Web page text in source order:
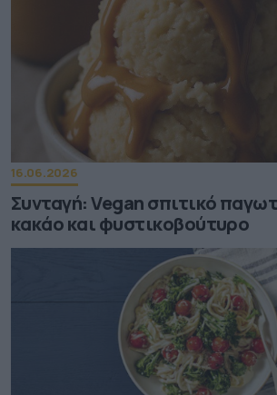
16.06.2026
Συνταγή: Vegan σπιτικό
κακάο και φυστικοβούτυρο